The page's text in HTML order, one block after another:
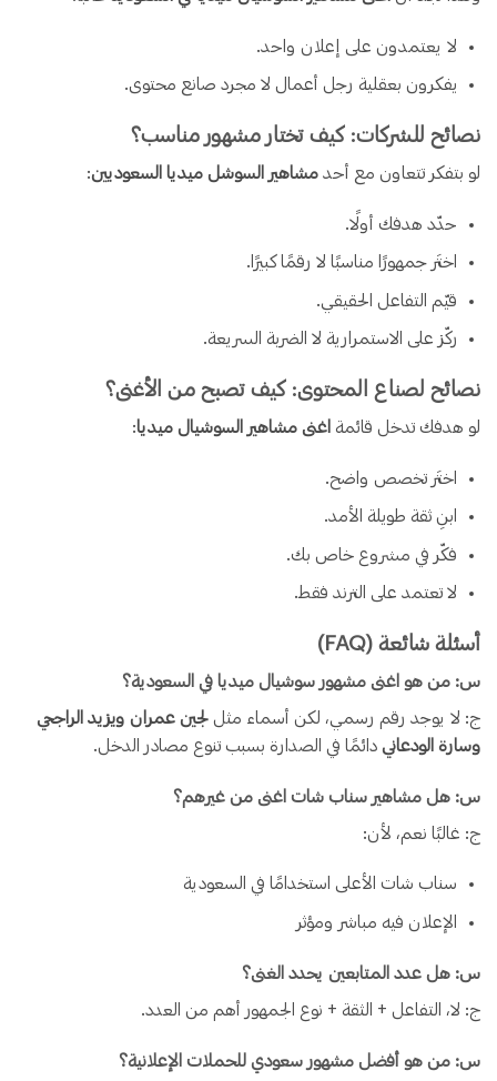
لا يعتمدون على إعلان واحد.
يفكرون بعقلية رجل أعمال لا مجرد صانع محتوى.
نصائح للشركات: كيف تختار مشهور مناسب؟
لو بتفكر تتعاون مع أحد مشاهير السوشل ميديا السعوديين:
حدّد هدفك أولًا.
اختَر جمهورًا مناسبًا لا رقمًا كبيرًا.
قيّم التفاعل الحقيقي.
ركّز على الاستمرارية لا الضربة السريعة.
نصائح لصناع المحتوى: كيف تصبح من الأغنى؟
لو هدفك تدخل قائمة اغنى مشاهير السوشيال ميديا:
اختَر تخصص واضح.
ابنِ ثقة طويلة الأمد.
فكّر في مشروع خاص بك.
لا تعتمد على الترند فقط.
أسئلة شائعة (FAQ)
س: من هو اغنى مشهور سوشيال ميديا في السعودية؟
ج: لا يوجد رقم رسمي، لكن أسماء مثل لجين عمران ويزيد الراجحي
وسارة الودعاني دائمًا في الصدارة بسبب تنوع مصادر الدخل.
س: هل مشاهير سناب شات اغنى من غيرهم؟
ج: غالبًا نعم، لأن:
سناب شات الأعلى استخدامًا في السعودية
الإعلان فيه مباشر ومؤثر
س: هل عدد المتابعين يحدد الغنى؟
ج: لا، التفاعل + الثقة + نوع الجمهور أهم من العدد.
س: من هو أفضل مشهور سعودي للحملات الإعلانية؟